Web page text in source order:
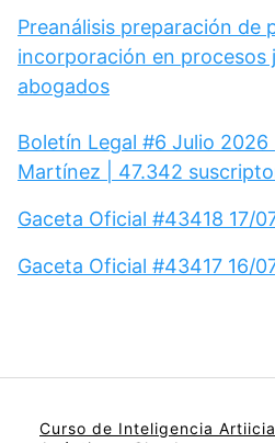
Preanálisis preparación de
incorporación en procesos
abogados
Boletín Legal #6 Julio
Martínez | 47.342
Gaceta Oficial #43418 17/
Gaceta Oficial #43417 16/
Curso de Inteligencia